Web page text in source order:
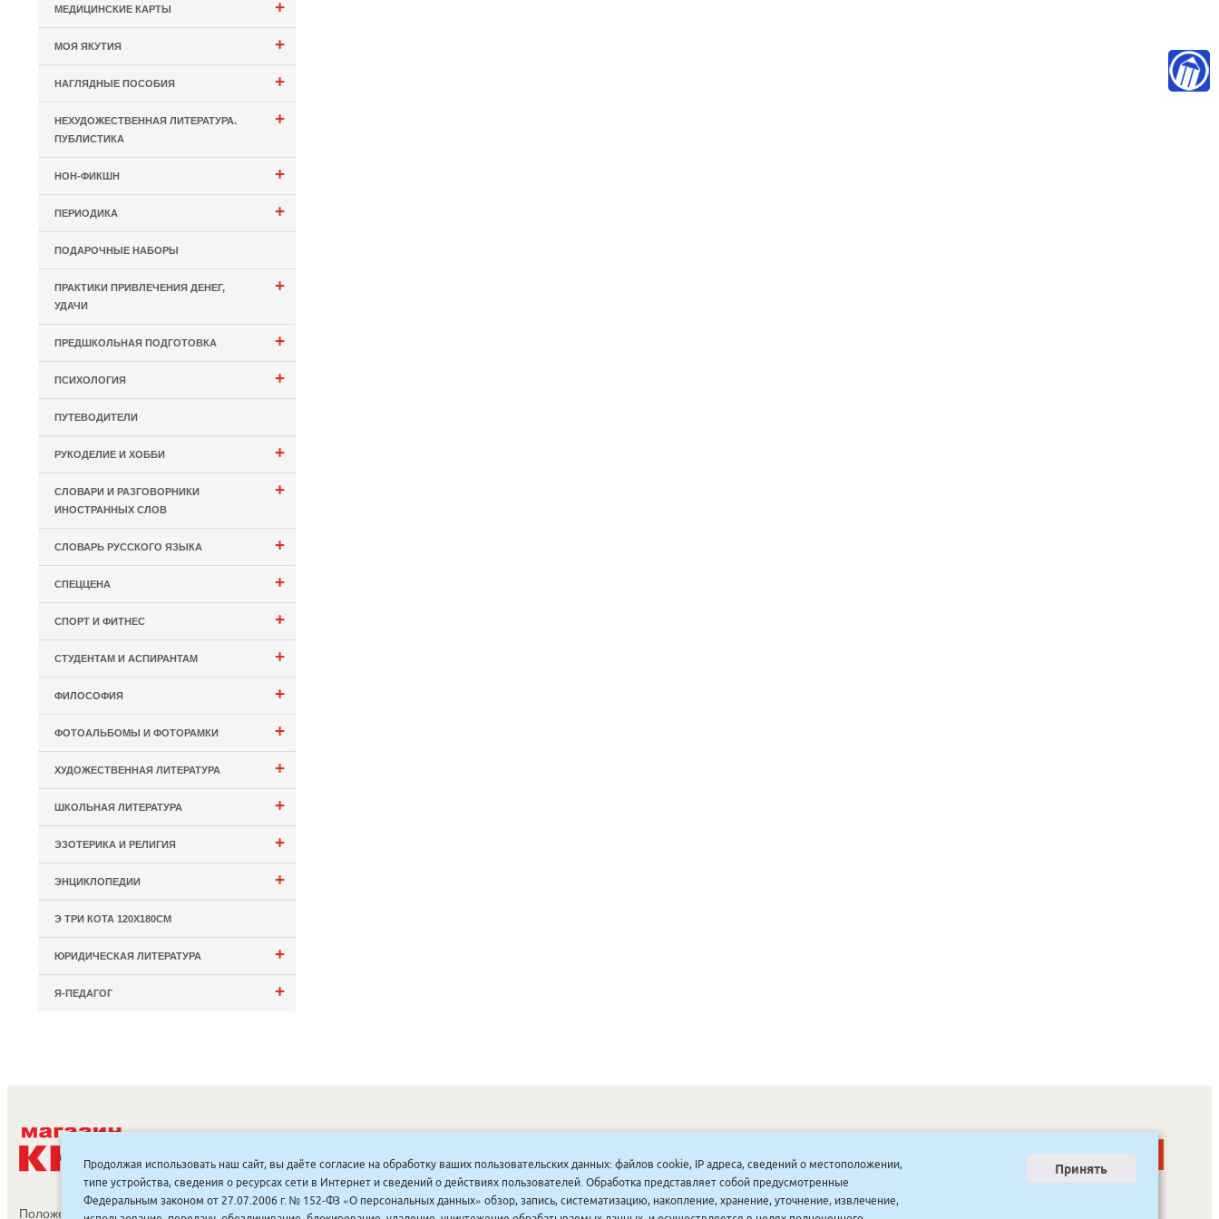
+
МЕДИЦИНСКИЕ КАРТЫ
+
МОЯ ЯКУТИЯ
+
НАГЛЯДНЫЕ ПОСОБИЯ
+
НЕХУДОЖЕСТВЕННАЯ ЛИТЕРАТУРА.
ПУБЛИСТИКА
+
НОН-ФИКШН
+
ПЕРИОДИКА
ПОДАРОЧНЫЕ НАБОРЫ
+
ПРАКТИКИ ПРИВЛЕЧЕНИЯ ДЕНЕГ,
УДАЧИ
+
ПРЕДШКОЛЬНАЯ ПОДГОТОВКА
+
ПСИХОЛОГИЯ
ПУТЕВОДИТЕЛИ
+
РУКОДЕЛИЕ И ХОББИ
+
СЛОВАРИ И РАЗГОВОРНИКИ
ИНОСТРАННЫХ СЛОВ
+
СЛОВАРЬ РУССКОГО ЯЗЫКА
+
СПЕЦЦЕНА
+
СПОРТ И ФИТНЕС
+
СТУДЕНТАМ И АСПИРАНТАМ
+
ФИЛОСОФИЯ
+
ФОТОАЛЬБОМЫ И ФОТОРАМКИ
+
ХУДОЖЕСТВЕННАЯ ЛИТЕРАТУРА
+
ШКОЛЬНАЯ ЛИТЕРАТУРА
+
ЭЗОТЕРИКА И РЕЛИГИЯ
+
ЭНЦИКЛОПЕДИИ
Э ТРИ КОТА 120Х180СМ
+
ЮРИДИЧЕСКАЯ ЛИТЕРАТУРА
+
Я-ПЕДАГОГ
Положение об обработке и защите персональных данных
ДИСКОНТНАЙ СИСТЕМА
ЮРИДИЧЕСКАЙ ВАКАНСИЯЛАР |
ООО “Канцпроф”, ул. Красильникова, 8, строение 3
Продолжая использовать наш сайт, вы даёте согласие на обработку ваших пользовательских данных: файлов cookie, IP адреса, сведений о местоположении,
типе устройства, сведения о ресурсах сети в Интернет и сведений о действиях пользователей. Обработка представляет собой предусмотренные
Федеральным законом от 27.07.2006 г. № 152-ФЗ «О персональных данных» обзор, запись, систематизацию, накопление, хранение, уточнение, извлечение,
Принять